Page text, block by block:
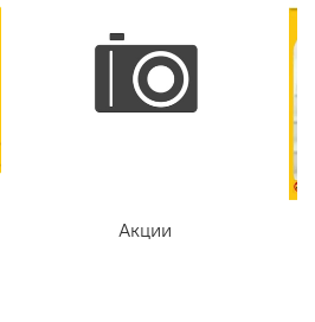
Акции